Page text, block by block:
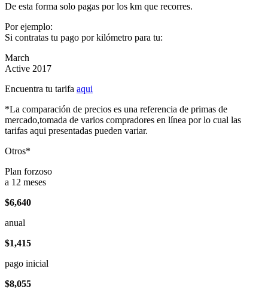
De esta forma solo pagas por los km que recorres.
Por ejemplo:
Si contratas tu pago por kilómetro para tu:
March
Active 2017
Encuentra tu tarifa aqui
*La comparación de precios es una referencia de primas de
mercado,tomada de varios compradores en línea por lo cual las
tarifas aqui presentadas pueden variar.
Otros*
Plan forzoso
a 12 meses
$6,640
anual
$1,415
pago inicial
$8,055